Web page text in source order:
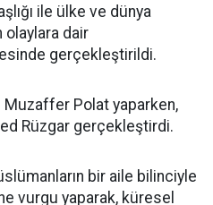
ile ülke ve dünya
dair
gerçekleştirildi.
Polat yaparken,
Rüzgar gerçekleştirdi.
bir aile bilinciyle
vurgu yaparak, küresel